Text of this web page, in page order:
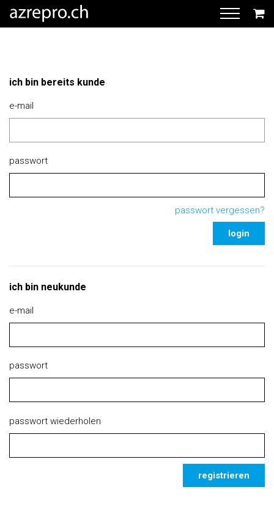
ich bin bereits kunde
e-mail
passwort
passwort vergessen?
login
ich bin neukunde
e-mail
passwort
passwort wiederholen
registrieren